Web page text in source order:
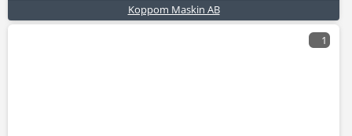
Koppom Maskin AB
1